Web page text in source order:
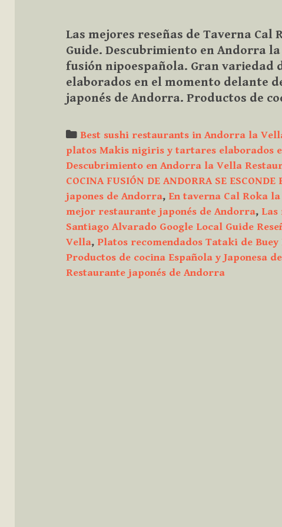
Las mejores reseñas de Taverna Cal
Guide. Descubrimiento en Andorra
fusión nipoespañola. Gran
elaborados en el momento delante
japonés de Andorra. Productos de
Categories
Best sushi restaurants in Andorra la
platos Makis nigiris y tartares elaborados
Descubrimiento en Andorra la Vella
COCINA FUSIÓN DE ANDORRA SE
japones de Andorra, En taverna Cal Roka
mejor restaurante japonés de Andorra, Las
Santiago Alvarado Google Local Guide
Vella, Platos recomendados Tataki de
Productos de cocina Española y Japonesa
Restaurante japonés de Andorra